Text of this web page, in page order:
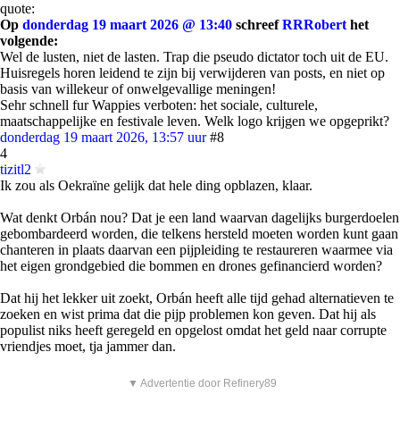
quote:
Op donderdag 19 maart 2026 @ 13:40 schreefRRRobert het
volgende:
Wel de lusten, niet de lasten. Trap die pseudo dictator toch uit de EU.
Huisregels horen leidend te zijn bij verwijderen van posts, en niet op
basis van willekeur of onwelgevallige meningen!
Sehr schnell fur Wappies verboten: het sociale, culturele,
maatschappelijke en festivale leven. Welk logo krijgen we opgeprikt?
donderdag 19 maart 2026, 13:57 uur #8
4
tizitl2
Ik zou als Oekraïne gelijk dat hele ding opblazen, klaar.
Wat denkt Orbán nou? Dat je een land waarvan dagelijks burgerdoelen
gebombardeerd worden, die telkens hersteld moeten worden kunt gaan
chanteren in plaats daarvan een pijpleiding te restaureren waarmee via
het eigen grondgebied die bommen en drones gefinancierd worden?
Dat hij het lekker uit zoekt, Orbán heeft alle tijd gehad alternatieven te
zoeken en wist prima dat die pijp problemen kon geven. Dat hij als
populist niks heeft geregeld en opgelost omdat het geld naar corrupte
vriendjes moet, tja jammer dan.
▼ Advertentie door Refinery89